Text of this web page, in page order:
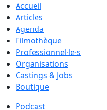
Accueil
Articles
Agenda
Filmothèque
Professionnel·le·s
Organisations
Castings & Jobs
Boutique
Podcast